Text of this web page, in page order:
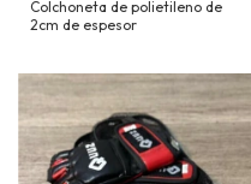
Colchoneta de polietileno de
2cm de espesor